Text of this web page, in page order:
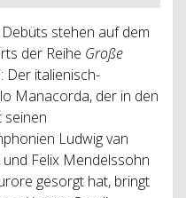
stehen auf dem
der Reihe Große
Der italienisch-
Manacorda, der in den
seinen
Ludwig van
Felix Mendelssohn
gesorgt hat, bringt